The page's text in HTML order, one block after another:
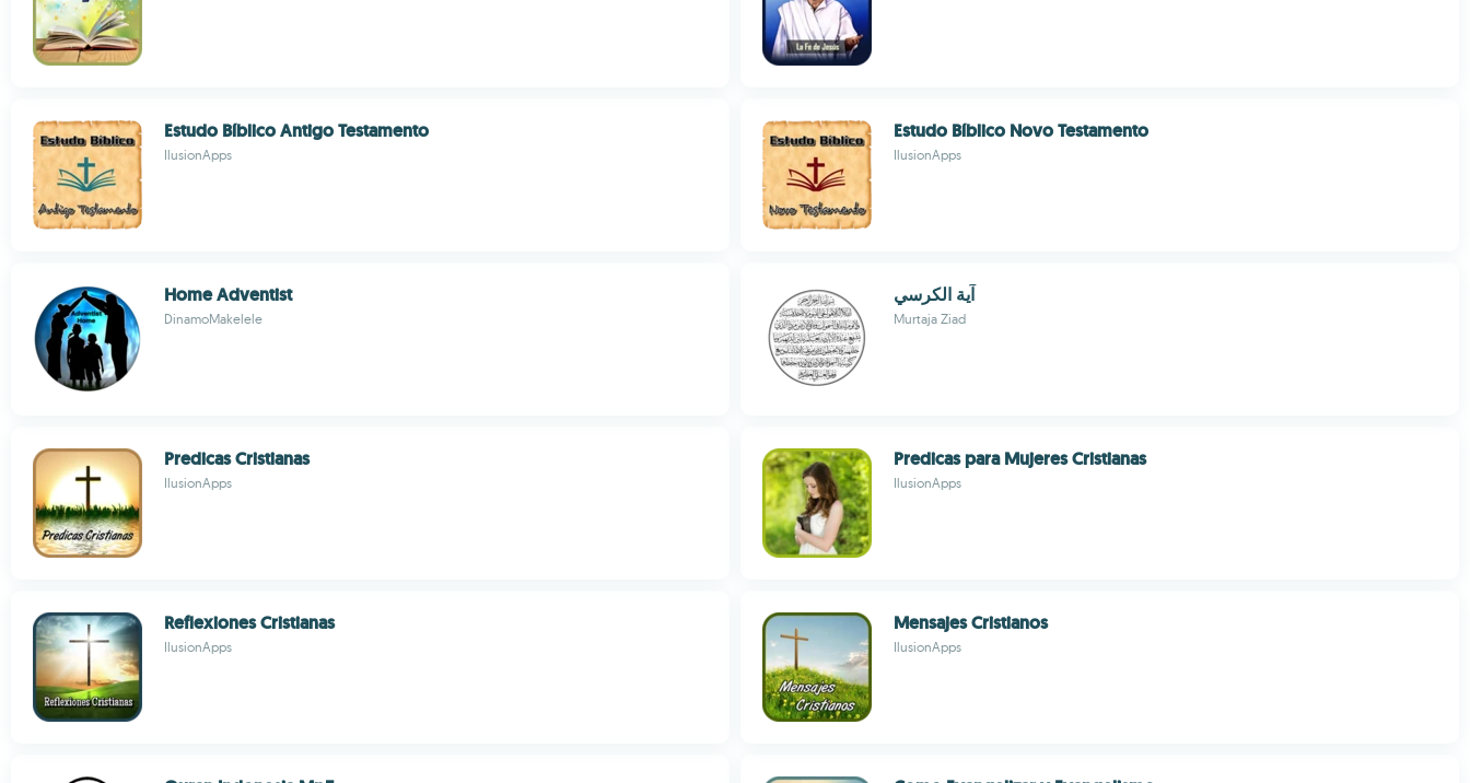
Estudo Bíblico Antigo Testamento
IlusionApps
Estudo Bíblico Novo Testamento
IlusionApps
Home Adventist
DinamoMakelele
آية الكرسي
Murtaja Ziad
Predicas Cristianas
IlusionApps
Predicas para Mujeres Cristianas
IlusionApps
Reflexiones Cristianas
IlusionApps
Mensajes Cristianos
IlusionApps